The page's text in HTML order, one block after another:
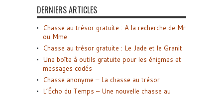
DERNIERS ARTICLES
Chasse au trésor gratuite : A la recherche de Mr
ou Mme
Chasse au trésor gratuite : Le Jade et le Granit
Une boîte à outils gratuite pour les énigmes et
messages codés
Chasse anonyme – La chasse au trésor
L’Écho du Temps – Une nouvelle chasse au